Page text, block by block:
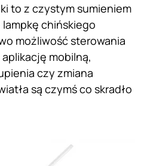
to z czystym sumieniem
chińskiego
możliwość sterowania
mobilną,
czy zmiana
są czymś co skradło